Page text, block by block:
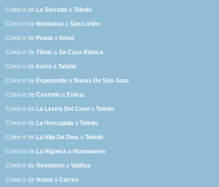
Cómo ir de La Serrada aToledo
Cómo ir de Monteana aSan Lorién
Cómo ir de Pruna aGrixó
Cómo ir deTímar aSa Casa Blanca
Cómo ir de Irurre aTafalla
Cómo ir de Esposende a Navas De San Juan
Cómo ir deCastrelo a Enériz
Cómo ir de La Lastra Del Cano aToledo
Cómo ir de La Horcajada aToledo
Cómo ir de La Hija De Dios aToledo
Cómo ir de La Higuera a Hontanares
Cómo ir deGestoselo aValiñas
Cómo ir deAntas aCarres